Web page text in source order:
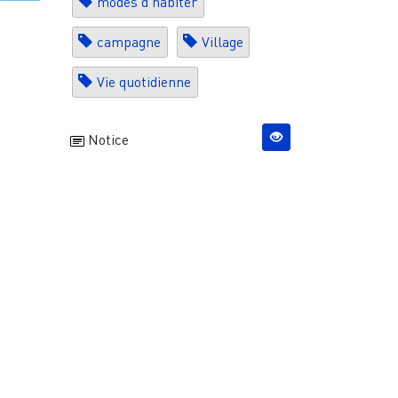
campagne Village
Vie quotidienne
Notice